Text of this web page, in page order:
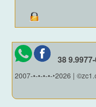
38
2007-•-•-•-•-‣2026 |